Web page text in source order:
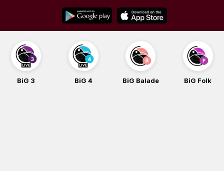
content
BiG 3 BiG 4 BiG Balade BiG Folk